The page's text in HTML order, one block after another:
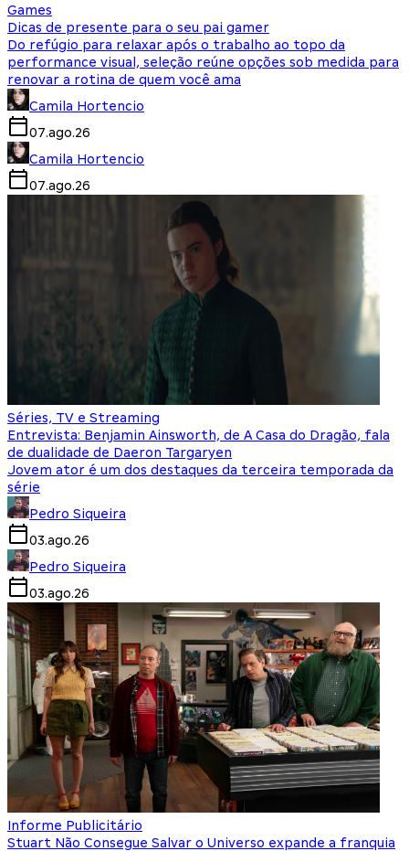
Games
Dicas de presente para o seu pai gamer
Do refúgio para relaxar após o trabalho ao topo da
performance visual, seleção reúne opções sob medida para
renovar a rotina de quem você ama
Camila Hortencio
07.ago.26
Camila Hortencio
07.ago.26
Séries, TV e Streaming
Entrevista: Benjamin Ainsworth, de A Casa do Dragão, fala
de dualidade de Daeron Targaryen
Jovem ator é um dos destaques da terceira temporada da
série
Pedro Siqueira
03.ago.26
Pedro Siqueira
03.ago.26
Informe Publicitário
Stuart Não Consegue Salvar o Universo expande a franquia